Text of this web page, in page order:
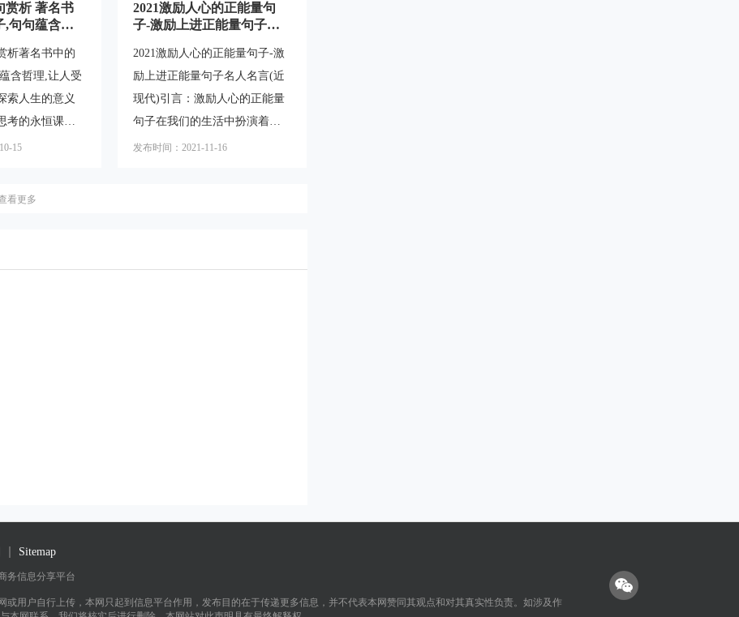
心的力量，帮
，追求自己的
您介绍一些202
奋斗的句子，
句能够激励到
，迎接机遇在
时代，我们需
文将为您带来30句激励人心的
励志句子，帮助您激发工作激
情，提升工作态度和责任心。
一、工作态度的重要性1."态度
决定一切，成功源于积极的工
作态度。"2."对待工作，要像对
待自己的事业一样，全力以
赏析 著名书
,句句蕴含哲
析著名书中的
含哲理,让人受
索人生的意义
考的永恒课
的著名书籍
15
2021激励人心的正能量句
子-激励上进正能量句子名
2021激励人心的正能量句子-激
励上进正能量句子名人名言(近
现代)引言：激励人心的正能量
句子在我们的生活中扮演着重
要的角色。它们能够激发我们
发布时间：2021-11-16
看更多
Sitemap
务信息分享平台
或用户自行上传，本网只起到信息平台作用，发布目的在于传递更多信息，并不代表本网赞同其观点和对其真实性负责。如涉及作